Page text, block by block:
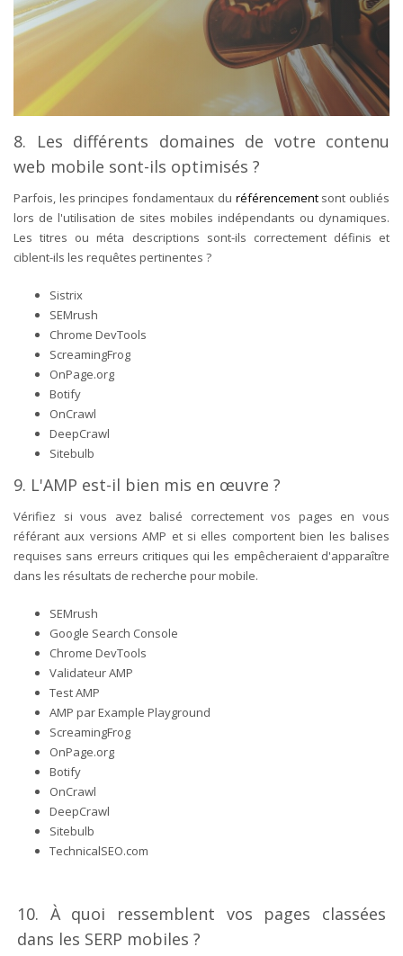
8. Les différents domaines de votre contenu
web mobile sont-ils optimisés ?
Parfois, les principes fondamentaux du référencementsont oubliés
lors de l'utilisation de sites mobiles indépendants ou dynamiques.
Les titres ou méta descriptions sont-ils correctement définis et
ciblent-ils les requêtes pertinentes ?
Sistrix
SEMrush
Chrome DevTools
ScreamingFrog
OnPage.org
Botify
OnCrawl
DeepCrawl
Sitebulb
9. L'AMP est-il bien mis en œuvre ?
Vérifiez si vous avez balisé correctement vos pages en vous
référant aux versions AMP et si elles comportent bien les balises
requises sans erreurs critiques qui les empêcheraient d'apparaître
dans les résultats de recherche pour mobile.
SEMrush
Google Search Console
Chrome DevTools
Validateur AMP
Test AMP
AMP par Example Playground
ScreamingFrog
OnPage.org
Botify
OnCrawl
DeepCrawl
Sitebulb
TechnicalSEO.com
10. À quoi ressemblent vos pages classées
dans les SERP mobiles ?